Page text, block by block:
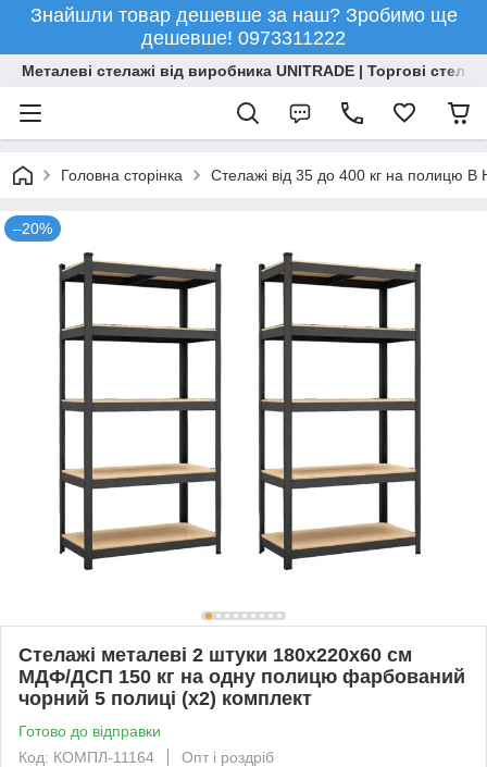
Знайшли товар дешевше за наш? Зробимо ще
дешевше! 0973311222
Металеві стелажі від виробника UNITRADE | Торгові
Головна сторінка Стелажі від 35 до 400 кг на полицю
–20%
Стелажі металеві 2 штуки 180х220х60 см
МДФ/ДСП 150 кг на одну полицю фарбований
чорний 5 полиці (х2) комплект
Готово до відправки
Код: КОМПЛ-11164
Опт і роздріб